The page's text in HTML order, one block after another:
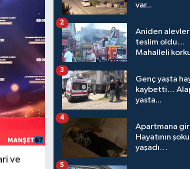
ve
var...
Aniden
teslim oldu…
Mahalleli
2
Genç yaşta
kaybetti…
yasta...
3
Apartmana
Hayatının
yaşadı…
4
5